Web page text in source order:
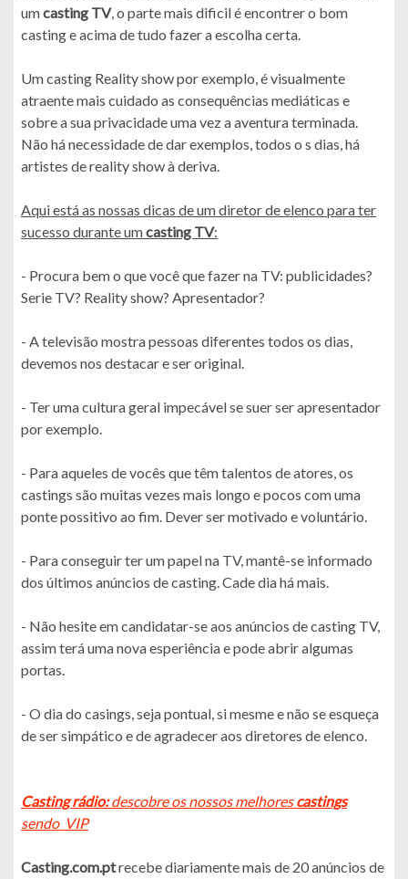
umcasting TV, o parte mais dificil é encontrer o bom
casting e acima de tudo fazer a escolha certa.
Um casting Reality show por exemplo, é visualmente
atraente mais cuidado as consequências mediáticas e
sobre a sua privacidade uma vez a aventura terminada.
Não há necessidade de dar exemplos, todos o s dias, há
artistes de reality show à deriva.
Aqui está as nossas dicas de um diretor de elenco para ter
sucesso durante umcasting TV:
- Procura bem o que você que fazer na TV: publicidades?
Serie TV? Reality show? Apresentador?
- A televisão mostra pessoas diferentes todos os dias,
devemos nos destacar e ser original.
- Ter uma cultura geral impecável se suer ser apresentador
por exemplo.
- Para aqueles de vocês que têm talentos de atores, os
castings são muitas vezes mais longo e pocos com uma
ponte possitivo ao fim. Dever ser motivado e voluntário.
- Para conseguir ter um papel na TV, mantê-se informado
dos últimos anúncios de casting. Cade dia há mais.
- Não hesite em candidatar-se aos anúncios de casting TV,
assim terá uma nova esperiência e pode abrir algumas
portas.
- O dia do casings, seja pontual, si mesme e não se esqueça
de ser simpático e de agradecer aos diretores de elenco.
Casting rádio:descobre os nossos melhorescastings
sendo VIP
Casting.com.ptrecebe diariamente mais de 20 anúncios de